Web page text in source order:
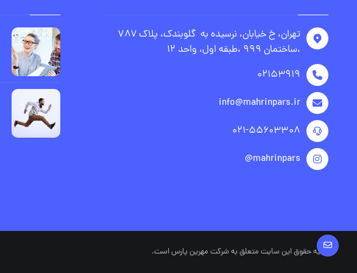
تهران، خ خیابان، نرسیده به گلوبندک، پلاک ۷۸۷
،ساختمان ۹۹۹ ،طبقه اول، واحد ۱۲
۰۲۱۵۳۹۱۹
info@mahrinpars.ir
۰۲۱-۵۵۶۰۳۳۰۸
mahrinpars@
© کلیه حقوق این سایت متعلق به شرکت مهرین پارس است.